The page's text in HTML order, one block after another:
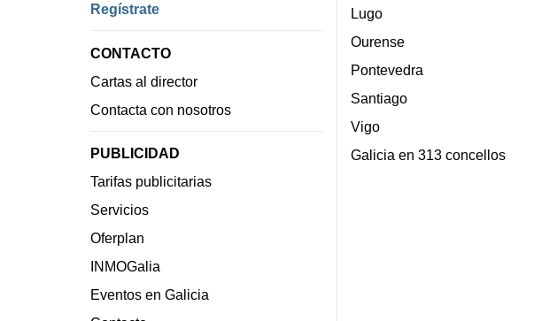
Regístrate
CONTACTO
Cartas al director
Contacta con nosotros
PUBLICIDAD
Tarifas publicitarias
Servicios
Oferplan
INMOGalia
Eventos en Galicia
Lugo
Ourense
Pontevedra
Santiago
Vigo
Galicia en 313 concellos